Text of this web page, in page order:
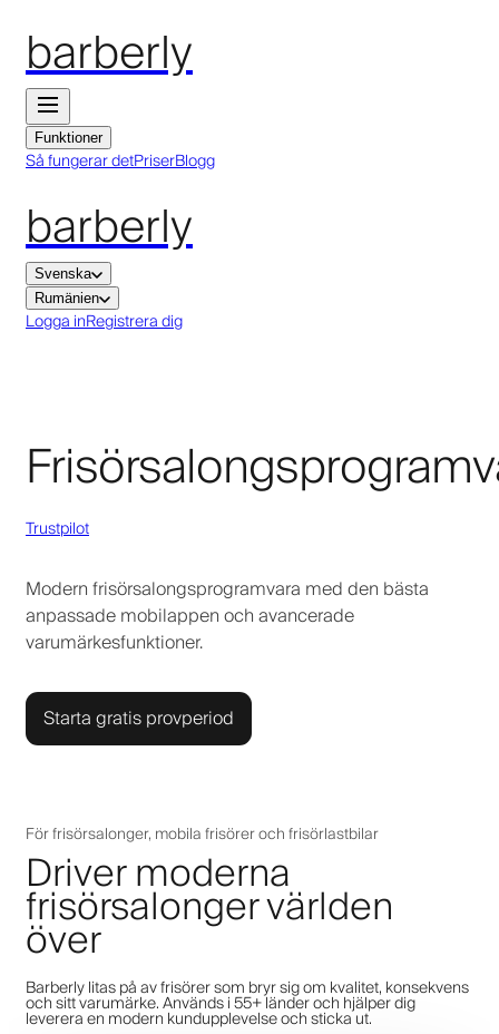
barberly
Funktioner
Så fungerar detPriserBlogg
barberly
Svenska
Rumänien
Logga inRegistrera dig
Trustpilot
Modern frisörsalongsprogramvara med den bästa
anpassade mobilappen och avancerade
varumärkesfunktioner.
Starta gratis provperiod
För frisörsalonger, mobila frisörer och frisörlastbilar
Driver moderna
frisörsalonger världen
över
Barberly litas på av frisörer som bryr sig om kvalitet, konsekvens
och sitt varumärke. Används i 55+ länder och hjälper dig
leverera en modern kundupplevelse och sticka ut.